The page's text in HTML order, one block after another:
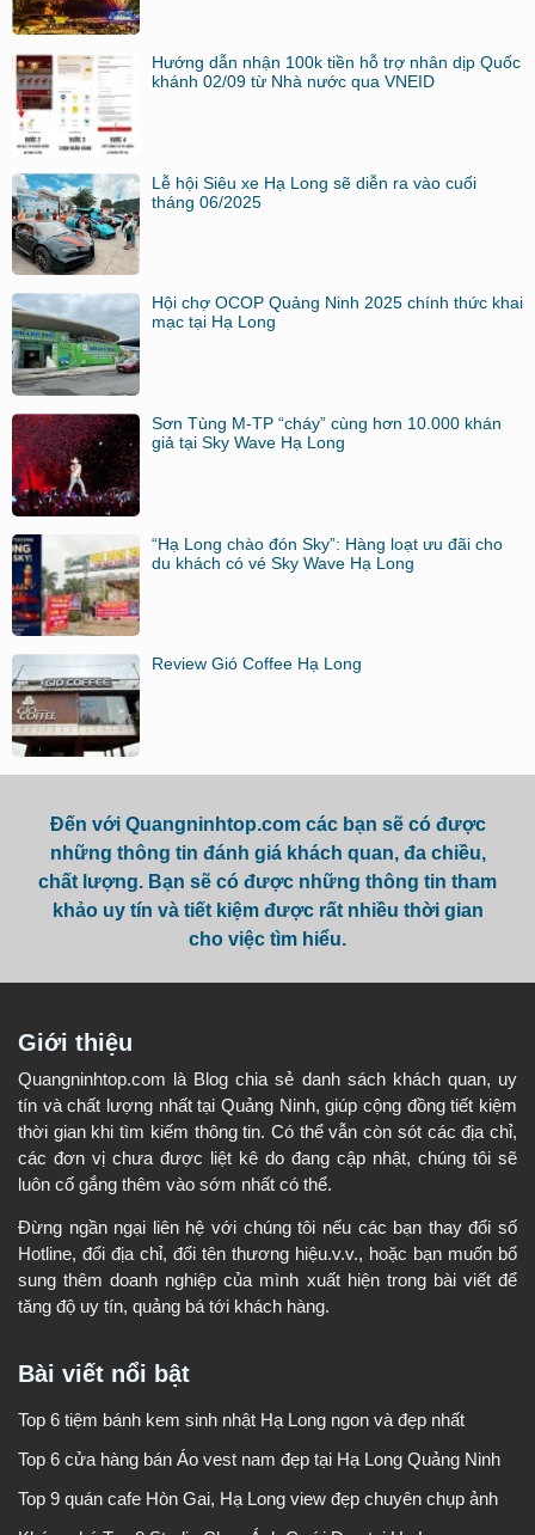
Hướng dẫn nhận 100k tiền hỗ trợ nhân dịp Quốc
khánh 02/09 từ Nhà nước qua VNEID
Lễ hội Siêu xe Hạ Long sẽ diễn ra vào cuối
tháng 06/2025
Hội chợ OCOP Quảng Ninh 2025 chính thức khai
mạc tại Hạ Long
Sơn Tùng M-TP “cháy” cùng hơn 10.000 khán
giả tại Sky Wave Hạ Long
“Hạ Long chào đón Sky”: Hàng loạt ưu đãi cho
du khách có vé Sky Wave Hạ Long
Review Gió Coffee Hạ Long
Đến với Quangninhtop.com các bạn sẽ có được
những thông tin đánh giá khách quan, đa chiều,
chất lượng. Bạn sẽ có được những thông tin tham
khảo uy tín và tiết kiệm được rất nhiều thời gian
cho việc tìm hiểu.
Giới thiệu
Quangninhtop.com là Blog chia sẻ danh sách khách quan, uy
tín và chất lượng nhất tại Quảng Ninh, giúp cộng đồng tiết kiệm
thời gian khi tìm kiếm thông tin. Có thể vẫn còn sót các địa chỉ,
các đơn vị chưa được liệt kê do đang cập nhật, chúng tôi sẽ
luôn cố gắng thêm vào sớm nhất có thể.
Đừng ngần ngại liên hệ với chúng tôi nếu các bạn thay đổi số
Hotline, đổi địa chỉ, đổi tên thương hiệu.v.v., hoặc bạn muốn bổ
sung thêm doanh nghiệp của mình xuất hiện trong bài viết để
tăng độ uy tín, quảng bá tới khách hàng.
Bài viết nổi bật
Top 6 tiệm bánh kem sinh nhật Hạ Long ngon và đẹp nhất
Top 6 cửa hàng bán Áo vest nam đẹp tại Hạ Long Quảng Ninh
Top 9 quán cafe Hòn Gai, Hạ Long view đẹp chuyên chụp ảnh